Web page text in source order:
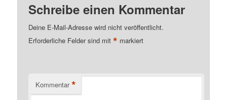
Schreibe einen Kommentar
Deine E-Mail-Adresse wird nicht veröffentlicht.
Erforderliche Felder sind mit* markiert
Kommentar *